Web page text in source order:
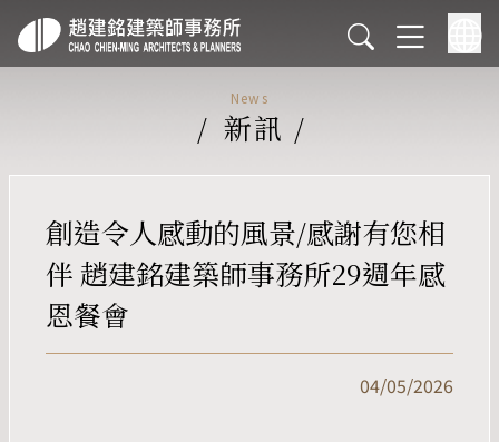
News
/ 新訊 /
創造令人感動的風景/感謝有您相
伴 趙建銘建築師事務所29週年感
恩餐會
04/05/2026